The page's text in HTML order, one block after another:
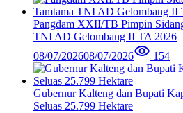
Pangdam XXII/TB Pimpin
TNI AD Gelombang II TA 2026
08/07/202608/07/2026 154
Gubernur Kalteng dan Bupati
Seluas 25.799 Hektare